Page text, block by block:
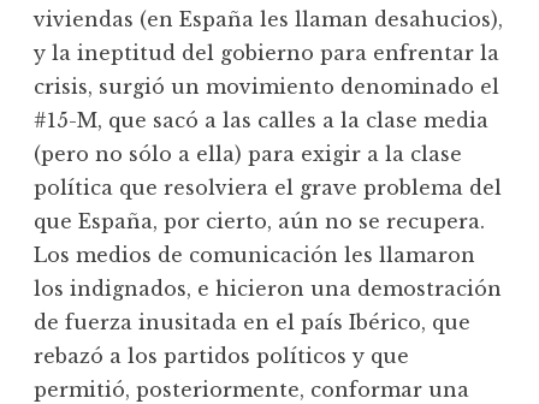
viviendas (en España les llaman desahucios),
y la ineptitud del gobierno para enfrentar la
crisis, surgió un movimiento denominado el
#15-M, que sacó a las calles a la clase media
(pero no sólo a ella) para exigir a la clase
política que resolviera el grave problema del
que España, por cierto, aún no se recupera.
Los medios de comunicación les llamaron
los indignados, e hicieron una demostración
de fuerza inusitada en el país Ibérico, que
rebazó a los partidos políticos y que
permitió, posteriormente, conformar una